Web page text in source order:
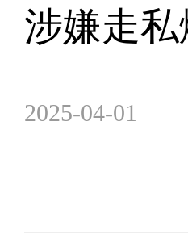
涉嫌走
2025-04-01